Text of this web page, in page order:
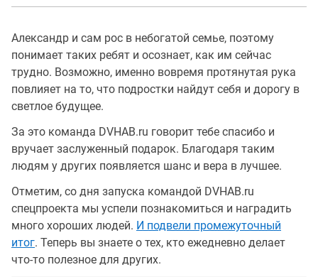
Александр и сам рос в небогатой семье, поэтому
понимает таких ребят и осознает, как им сейчас
трудно. Возможно, именно вовремя протянутая рука
повлияет на то, что подростки найдут себя и дорогу в
светлое будущее.
За это команда DVHAB.ru говорит тебе спасибо и
вручает заслуженный подарок. Благодаря таким
людям у других появляется шанс и вера в лучшее.
Отметим, со дня запуска командой DVHAB.ru
спецпроекта мы успели познакомиться и наградить
много хороших людей. И подвели промежуточный
итог. Теперь вы знаете о тех, кто ежедневно делает
что-то полезное для других.